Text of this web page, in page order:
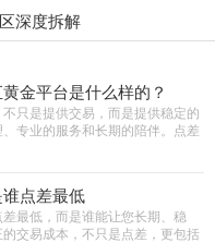
深度拆解
金平台是什么样的？
只是提供交易，而是提供稳定的
专业的服务和长期的陪伴。点差
点差最低
最低，而是谁能让您长期、稳
交易成本，不只是点差，更包括